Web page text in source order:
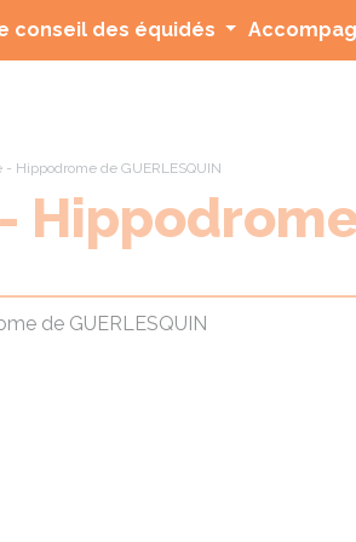
conseil des équidés
- Hippodrome de GUERLESQUIN
de GUERLESQUIN